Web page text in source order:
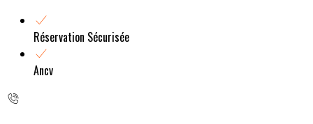
Réservation Sécurisée
Ancv